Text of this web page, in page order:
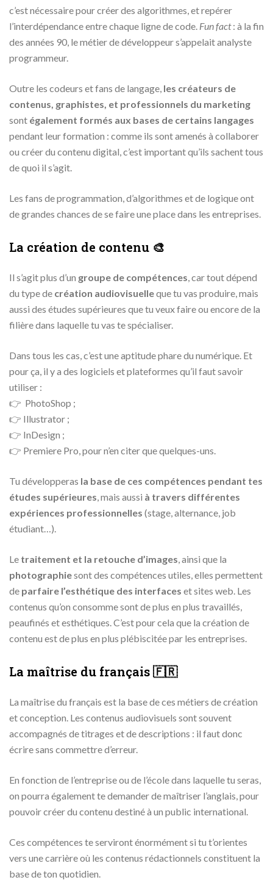
c’est nécessaire pour créer des algorithmes, et repérer
l’interdépendance entre chaque ligne de code. Fun fact: à la fin
des années 90, le métier de développeur s’appelait analyste
programmeur.
Outre les codeurs et fans de langage, les créateurs de
contenus, graphistes, et professionnels du marketing
sont également formés aux bases de certains langages
pendant leur formation : comme ils sont amenés à collaborer
ou créer du contenu digital, c’est important qu’ils sachent tous
de quoi il s’agit.
Les fans de programmation, d’algorithmes et de logique ont
de grandes chances de se faire une place dans les entreprises.
La création de contenu 🎨
Il s’agit plus d’un groupe de compétences, car tout dépend
du type de création audiovisuelleque tu vas produire, mais
aussi des études supérieures que tu veux faire ou encore de la
filière dans laquelle tu vas te spécialiser.
Dans tous les cas, c’est une aptitude phare du numérique. Et
pour ça, il y a des logiciels et plateformes qu’il faut savoir
utiliser :
👉 PhotoShop ;
👉 Illustrator ;
👉 InDesign ;
👉 Premiere Pro, pour n’en citer que quelques-uns.
Tu développeras la base de ces compétences pendant tes
études supérieures, mais aussi à travers différentes
expériences professionnelles (stage, alternance, job
étudiant…).
Le traitement et la retouche d’images, ainsi que la
photographiesont des compétences utiles, elles permettent
de parfaire l’esthétique des interfaces et sites web. Les
contenus qu’on consomme sont de plus en plus travaillés,
peaufinés et esthétiques. C’est pour cela que la création de
contenu est de plus en plus plébiscitée par les entreprises.
La maîtrise du français 🇫🇷
La maîtrise du français est la base de ces métiers de création
et conception. Les contenus audiovisuels sont souvent
accompagnés de titrages et de descriptions : il faut donc
écrire sans commettre d’erreur.
En fonction de l’entreprise ou de l’école dans laquelle tu seras,
on pourra également te demander de maîtriser l’anglais, pour
pouvoir créer du contenu destiné à un public international.
Ces compétences te serviront énormément si tu t’orientes
vers une carrière où les contenus rédactionnels constituent la
base de ton quotidien.